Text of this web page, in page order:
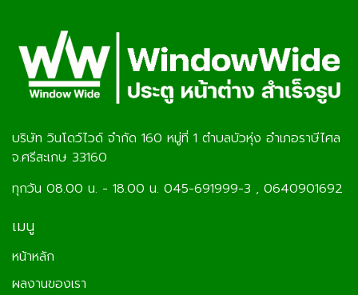
บริษัท วินโดว์ไวด์ จำกัด 160 หมู่ที่ 1 ตำบลบัวหุ่ง อำเภอราษีไศล
จ.ศรีสะเกษ 33160
ทุกวัน 08.00 น. - 18.00 น. 045-691999-3 , 0640901692
เมนู
หน้าหลัก
ผลงานของเรา